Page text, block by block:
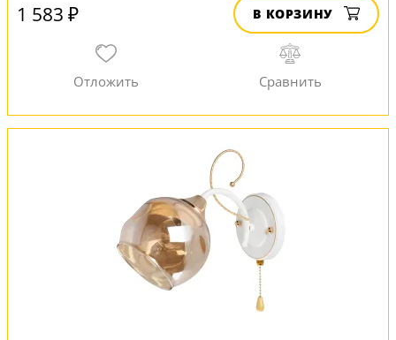
1 583 ₽ В КОРЗИНУ